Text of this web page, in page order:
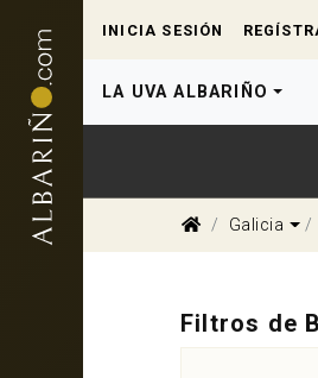
INICIA SESIÓN
LA UVA ALBARIÑO
Galicia
Filtros de